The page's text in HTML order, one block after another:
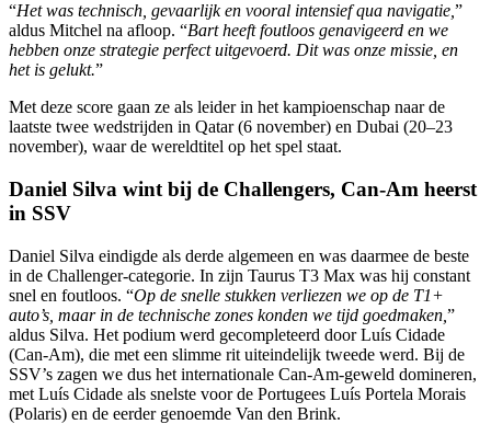
“Het was technisch, gevaarlijk en vooral intensief qua navigatie,”
aldus Mitchel na afloop. “Bart heeft foutloos genavigeerd en we
hebben onze strategie perfect uitgevoerd. Dit was onze missie, en
het is gelukt.”
Met deze score gaan ze als leider in het kampioenschap naar de
laatste twee wedstrijden in Qatar (6 november) en Dubai (20–23
november), waar de wereldtitel op het spel staat.
Daniel Silva wint bij de Challengers, Can-Am heerst
in SSV
Daniel Silva eindigde als derde algemeen en was daarmee de beste
in de Challenger-categorie. In zijn Taurus T3 Max was hij constant
snel en foutloos. “Op de snelle stukken verliezen we op de T1+
auto’s, maar in de technische zones konden we tijd goedmaken, ”
aldus Silva. Het podium werd gecompleteerd door Luís Cidade
(Can-Am), die met een slimme rit uiteindelijk tweede werd. Bij de
SSV’s zagen we dus het internationale Can-Am-geweld domineren,
met Luís Cidade als snelste voor de Portugees Luís Portela Morais
(Polaris) en de eerder genoemde Van den Brink.